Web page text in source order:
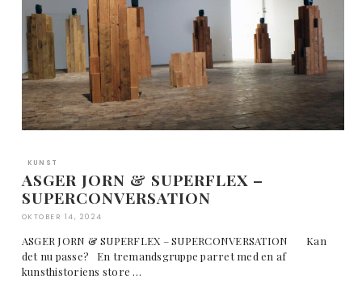
KUNST
ASGER JORN & SUPERFLEX –
SUPERCONVERSATION
OKTOBER 14, 2024
ASGER JORN & SUPERFLEX – SUPERCONVERSATION Kan
det nu passe? En tremandsgruppe parret med en af
kunsthistoriens store …